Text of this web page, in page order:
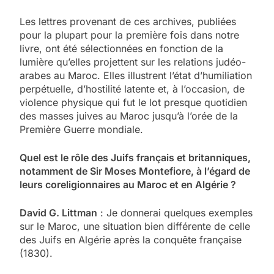
Les lettres provenant de ces archives, publiées
pour la plupart pour la première fois dans notre
livre, ont été sélectionnées en fonction de la
lumière qu’elles projettent sur les relations judéo-
arabes au Maroc. Elles illustrent l’état d’humiliation
perpétuelle, d’hostilité latente et, à l’occasion, de
violence physique qui fut le lot presque quotidien
des masses juives au Maroc jusqu’à l’orée de la
Première Guerre mondiale.
Quel est le rôle des Juifs français et britanniques,
notamment de Sir Moses Montefiore, à l’égard de
leurs coreligionnaires au Maroc et en Algérie ?
David G. Littman : Je donnerai quelques exemples
sur le Maroc, une situation bien différente de celle
des Juifs en Algérie après la conquête française
(1830).